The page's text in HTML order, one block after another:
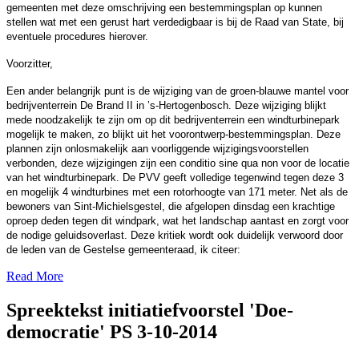
gemeenten met deze omschrijving een bestemmingsplan op kunnen
stellen wat met een gerust hart verdedigbaar is bij de Raad van State, bij
eventuele procedures hierover.
Voorzitter,
Een ander belangrijk punt is de wijziging van de groen-blauwe mantel voor
bedrijventerrein De Brand II in ’s-Hertogenbosch. Deze wijziging blijkt
mede noodzakelijk te zijn om op dit bedrijventerrein een windturbinepark
mogelijk te maken, zo blijkt uit het voorontwerp-bestemmingsplan. Deze
plannen zijn onlosmakelijk aan voorliggende wijzigingsvoorstellen
verbonden, deze wijzigingen zijn een conditio sine qua non voor de locatie
van het windturbinepark. De PVV geeft volledige tegenwind tegen deze 3
en mogelijk 4 windturbines met een rotorhoogte van 171 meter. Net als de
bewoners van Sint-Michielsgestel, die afgelopen dinsdag een krachtige
oproep deden tegen dit windpark, wat het landschap aantast en zorgt voor
de nodige geluidsoverlast. Deze kritiek wordt ook duidelijk verwoord door
de leden van de Gestelse gemeenteraad, ik citeer:
Read More
Spreektekst initiatiefvoorstel 'Doe-
democratie' PS 3-10-2014